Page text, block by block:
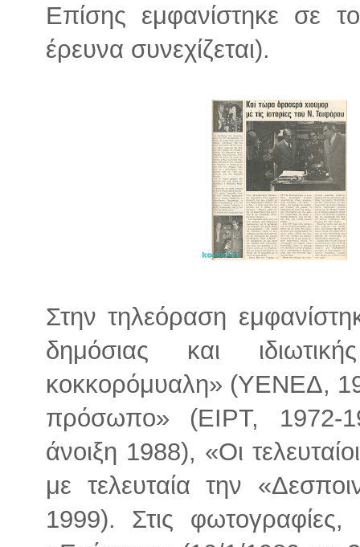
Επίσης εμφανίστηκε σε
έρευνα συνεχίζεται).
Στην τηλεόραση
δημόσιας και
κοκκορόμυαλη» (ΥΕΝΕΔ,
πρόσωπο» (ΕΙΡΤ, 1972-
άνοιξη 1988), «Οι
με τελευταία την
1999). Στις φωτογραφίες,